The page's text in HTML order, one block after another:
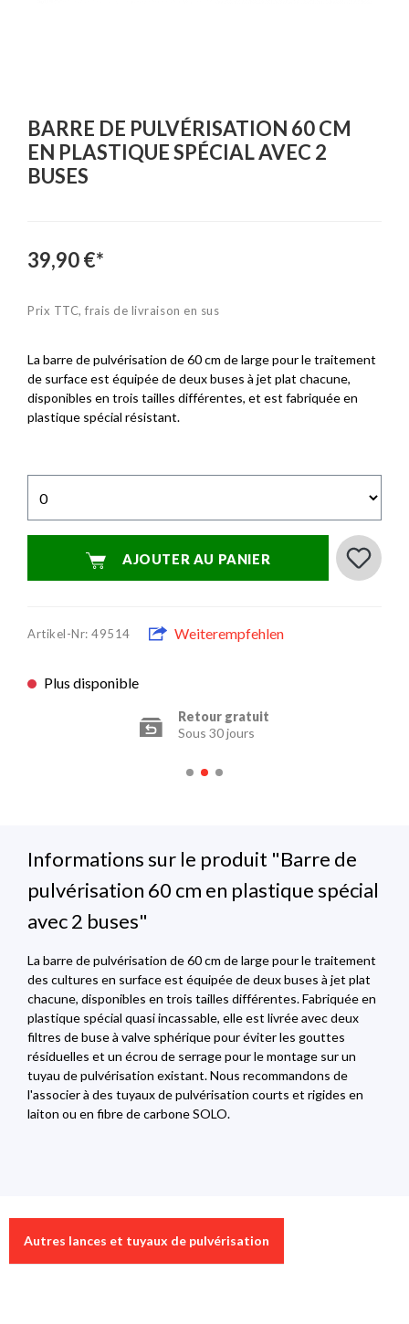
BARRE DE PULVÉRISATION 60 CM
EN PLASTIQUE SPÉCIAL AVEC 2
BUSES
39,90 €*
Prix TTC, frais de livraison en sus
La barre de pulvérisation de 60 cm de large pour le traitement
de surface est équipée de deux buses à jet plat chacune,
disponibles en trois tailles différentes, et est fabriquée en
plastique spécial résistant.
AJOUTER AU PANIER
Artikel-Nr: 49514 Weiterempfehlen
Plus disponible
Paiement sécurisé
Transmission cryptée
Informations sur le produit "Barre de
pulvérisation 60 cm en plastique spécial
avec 2 buses"
La barre de pulvérisation de 60 cm de large pour le traitement
des cultures en surface est équipée de deux buses à jet plat
chacune, disponibles en trois tailles différentes. Fabriquée en
plastique spécial quasi incassable, elle est livrée avec deux
filtres de buse à valve sphérique pour éviter les gouttes
résiduelles et un écrou de serrage pour le montage sur un
tuyau de pulvérisation existant. Nous recommandons de
l'associer à des tuyaux de pulvérisation courts et rigides en
laiton ou en fibre de carbone SOLO.
Autres lances et tuyaux de pulvérisation